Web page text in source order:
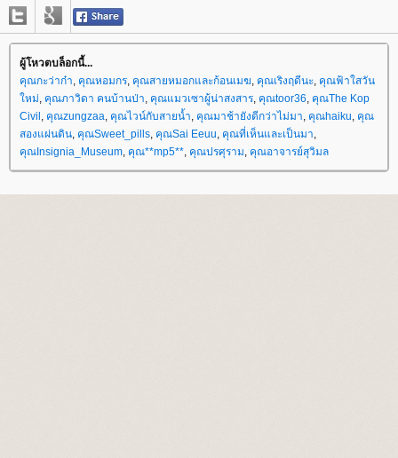
ผู้โหวตบล็อกนี้...
คุณกะว่าก๋า, คุณหอมกร, คุณสายหมอกและก้อนเมฆ, คุณเริงฤดีนะ, คุณฟ้าใสวัน
หม่, คุณภาวิดา คนบ้านป่า, คุณแมวเซาผู้น่าสงสาร, คุณtoor36, คุณThe Kop
Civil , คุณzungzaa, คุณไวน์กับสายน้ำ, คุณมาช้ายังดีกว่าไม่มา, คุณhaiku, คุณ
สองแผ่นดิน, คุณSweet_pills, คุณSai Eeuu, คุณที่เห็นและเป็นมา,
คุณInsignia_Museum, คุณ**mp5**, คุณปรศุราม, คุณอาจารย์สุวิมล